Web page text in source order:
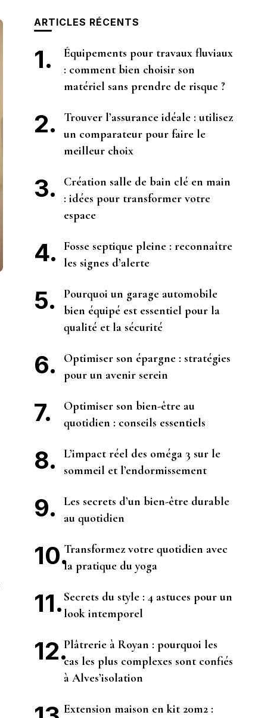
ARTICLES RÉCENTS
Équipements pour travaux fluviaux
: comment bien choisir son
matériel sans prendre de risque ?
Trouver l’assurance idéale : utilisez
un comparateur pour faire le
meilleur choix
Création salle de bain clé en main
: idées pour transformer votre
espace
Fosse septique pleine : reconnaître
les signes d’alerte
Pourquoi un garage automobile
bien équipé est essentiel pour la
qualité et la sécurité
Optimiser son épargne : stratégies
pour un avenir serein
Optimiser son bien-être au
quotidien : conseils essentiels
L’impact réel des oméga 3 sur le
sommeil et l’endormissement
Les secrets d’un bien-être durable
au quotidien
Transformez votre quotidien avec
la pratique du yoga
Secrets du style : 4 astuces pour un
look intemporel
Plâtrerie à Royan : pourquoi les
cas les plus complexes sont confiés
à Alves’isolation
Extension maison en kit 20m2 :